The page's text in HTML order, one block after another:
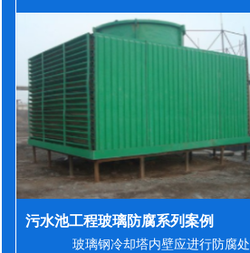
污水池工程玻璃防腐系列案例
玻璃钢冷却塔内壁应进行防腐处